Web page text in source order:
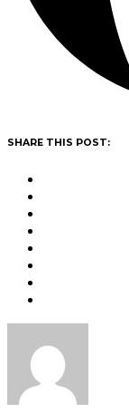
SHARE THIS POST: